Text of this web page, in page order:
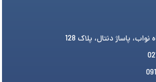
نواب، پاساژ دنتال، پلاک 128